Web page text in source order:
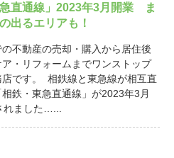
急直通線」2023年3月開業 ま
出るエリアも！
不動産の売却・購入から居住後
・リフォームまでワンストップ
です。 相鉄線と東急線が相互直
鉄・東急直通線」が2023年3月
れました…...